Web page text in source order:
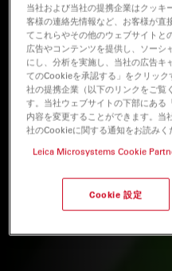
当社および当社の提携企業はクッキ
客様の連絡先情報など、お客様が直
てこれらやその他のウェブサイトと
広告やコンテンツを提供し、ソーシ
にし、分析を実施し、当社の広告キ
てのCookieを承認する」をクリッ
社の提携企業（以下のリンクをご覧
す。当社ウェブサイトの下部にあ
内容を変更することができます。当
社のCookieに関する通知をお読みく
Leica Microsystems Cookie
Cookie 設定